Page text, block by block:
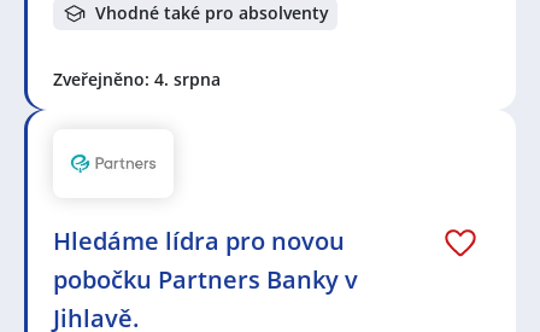
Vhodné také pro absolventy
Zveřejněno: 4. srpna
Hledáme lídra pro novou
pobočku Partners Banky v
Jihlavě.